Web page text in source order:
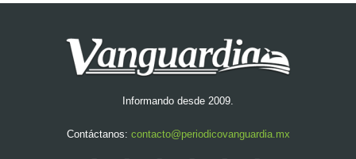
Informando desde 2009.
Contáctanos: contacto@periodicovanguardia.mx